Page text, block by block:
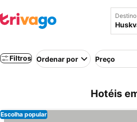
Destino
Filtros Ordenar por Preço
Hotéis
Escolha popular